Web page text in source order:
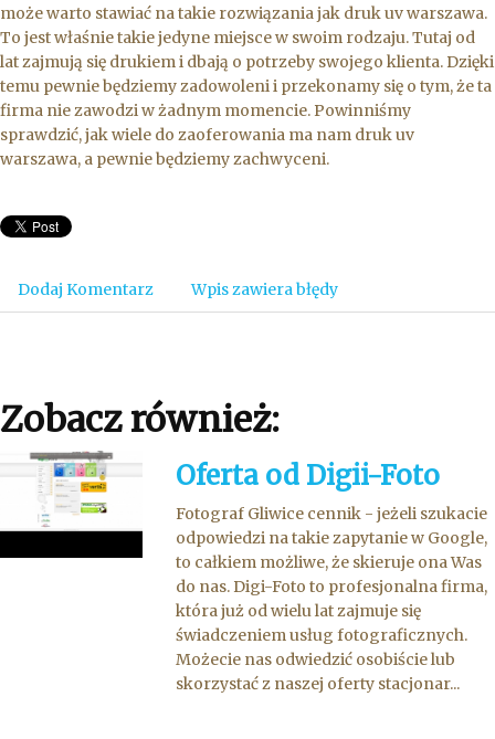
może warto stawiać na takie rozwiązania jak druk uv warszawa.
To jest właśnie takie jedyne miejsce w swoim rodzaju. Tutaj od
lat zajmują się drukiem i dbają o potrzeby swojego klienta. Dzięki
temu pewnie będziemy zadowoleni i przekonamy się o tym, że ta
firma nie zawodzi w żadnym momencie. Powinniśmy
sprawdzić, jak wiele do zaoferowania ma nam druk uv
warszawa, a pewnie będziemy zachwyceni.
Dodaj Komentarz Wpis zawiera błędy
Zobacz również:
Oferta od Digii-Foto
Fotograf Gliwice cennik - jeżeli szukacie
odpowiedzi na takie zapytanie w Google,
to całkiem możliwe, że skieruje ona Was
do nas. Digi-Foto to profesjonalna firma,
która już od wielu lat zajmuje się
świadczeniem usług fotograficznych.
Możecie nas odwiedzić osobiście lub
skorzystać z naszej oferty stacjonar...